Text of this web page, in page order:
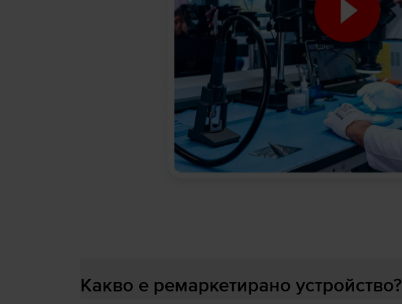
Какво е ремаркетирано устройство?